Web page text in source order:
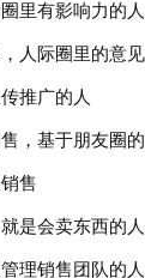
有影响力的人
际圈里的意见
推广的人
基于朋友圈的
售
会卖东西的人
销售团队的人